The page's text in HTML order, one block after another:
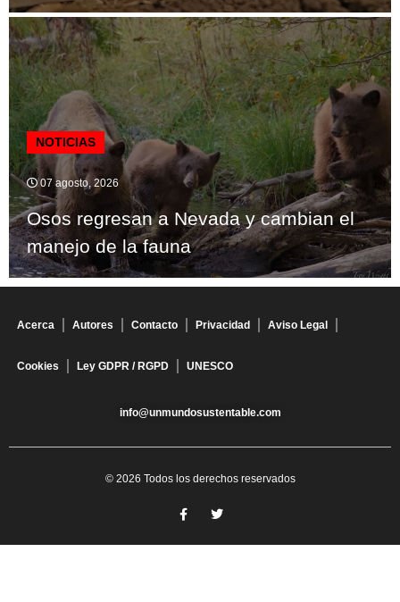
NOTICIAS
07 agosto, 2026
Osos regresan a Nevada y cambian el
manejo de la fauna
Acerca Autores Contacto Privacidad Aviso Legal
Cookies Ley GDPR / RGPD UNESCO
info@unmundosustentable.com
© 2026 Todos los derechos reservados